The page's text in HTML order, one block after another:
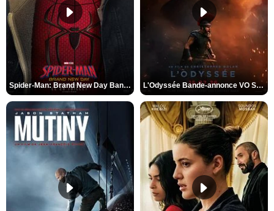
Spider-Man: Brand New Day Bande-annonce VO STFR L'Odyssée Bande-annonce VO STFR